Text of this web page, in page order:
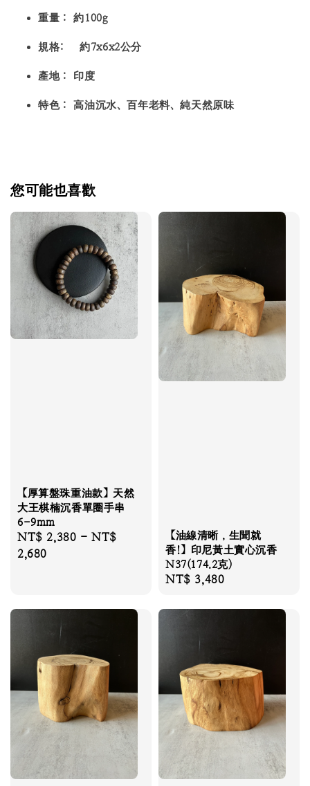
重量： 約100g
規格: 約7x6x2公分
產地： 印度
特色： 高油沉水、百年老料、純天然原味
您可能也喜歡
【厚算盤珠重油款】天然
大王棋楠沉香單圈手串
6-9mm
Regular
price
NT$ 2,380 -NT$
2,680
【油線清晰，生聞就
香!】印尼黃土實心沉香
N37(174.2克)
Regular
NT$ 3,480